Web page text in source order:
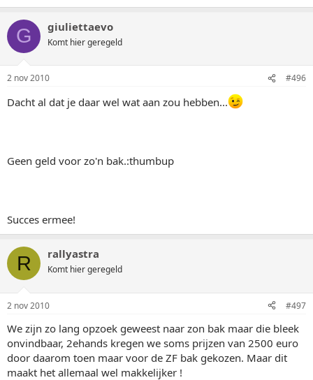
G giuliettaevo
Komt hier geregeld
2 nov 2010 #496
Dacht al dat je daar wel wat aan zou hebben...
Geen geld voor zo'n bak.:thumbup
Succes ermee!
R rallyastra
Komt hier geregeld
2 nov 2010 #497
We zijn zo lang opzoek geweest naar zon bak maar die bleek
onvindbaar, 2ehands kregen we soms prijzen van 2500 euro
door daarom toen maar voor de ZF bak gekozen. Maar dit
maakt het allemaal wel makkelijker !